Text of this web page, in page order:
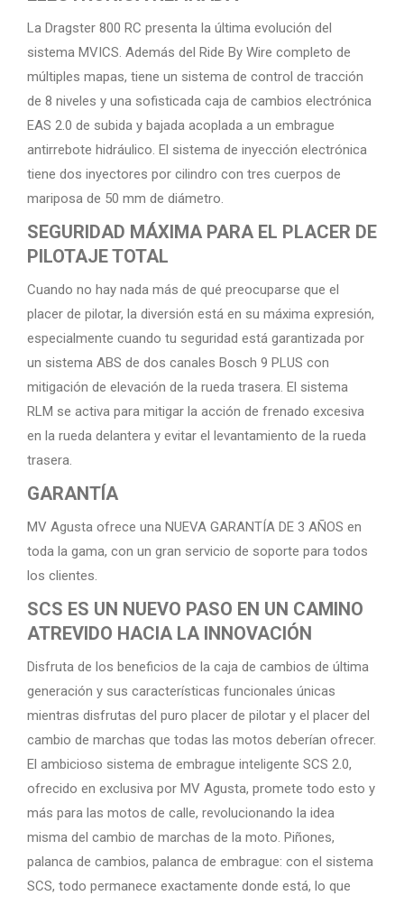
La Dragster 800 RC presenta la última evolución del
sistema MVICS. Además del Ride By Wire completo de
múltiples mapas, tiene un sistema de control de tracción
de 8 niveles y una sofisticada caja de cambios electrónica
EAS 2.0 de subida y bajada acoplada a un embrague
antirrebote hidráulico. El sistema de inyección electrónica
tiene dos inyectores por cilindro con tres cuerpos de
mariposa de 50 mm de diámetro.
SEGURIDAD MÁXIMA PARA EL PLACER DE
PILOTAJE TOTAL
Cuando no hay nada más de qué preocuparse que el
placer de pilotar, la diversión está en su máxima expresión,
especialmente cuando tu seguridad está garantizada por
un sistema ABS de dos canales Bosch 9 PLUS con
mitigación de elevación de la rueda trasera. El sistema
RLM se activa para mitigar la acción de frenado excesiva
en la rueda delantera y evitar el levantamiento de la rueda
trasera.
GARANTÍA
MV Agusta ofrece una NUEVA GARANTÍA DE 3 AÑOS en
toda la gama, con un gran servicio de soporte para todos
los clientes.
SCS ES UN NUEVO PASO EN UN CAMINO
ATREVIDO HACIA LA INNOVACIÓN
Disfruta de los beneficios de la caja de cambios de última
generación y sus características funcionales únicas
mientras disfrutas del puro placer de pilotar y el placer del
cambio de marchas que todas las motos deberían ofrecer.
El ambicioso sistema de embrague inteligente SCS 2.0,
ofrecido en exclusiva por MV Agusta, promete todo esto y
más para las motos de calle, revolucionando la idea
misma del cambio de marchas de la moto. Piñones,
palanca de cambios, palanca de embrague: con el sistema
SCS, todo permanece exactamente donde está, lo que